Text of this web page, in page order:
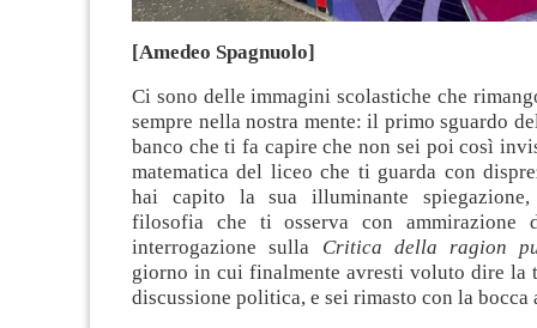
[Amedeo Spagnuolo]
Ci sono delle immagini scolastiche che
sempre nella nostra mente: il primo sguardo
banco che ti fa capire che non sei poi così
matematica del liceo che ti guarda con
hai capito la sua illuminante
filosofia che ti osserva con ammirazione
interrogazione sulla Critica della ragion
giorno in cui finalmente avresti voluto dire la
discussione politica, e sei rimasto con la bocca